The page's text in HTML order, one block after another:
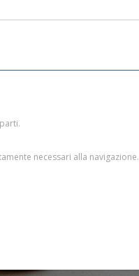
necessari alla navigazione.